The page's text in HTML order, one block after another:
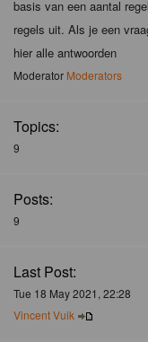
basis van een aantal
regels uit. Als je een
hier alle antwoorden
Moderator Moderators
Topics:
9
Posts:
9
Last Post:
Tue 18 May 2021, 22:28
Vincent Vuik